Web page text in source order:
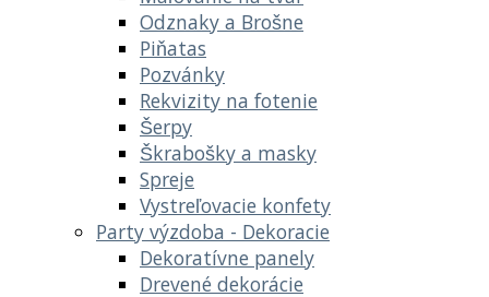
Odznaky a Brošne
Piňatas
Pozvánky
Rekvizity na fotenie
Šerpy
Škrabošky a masky
Spreje
Vystreľovacie konfety
Party výzdoba - Dekoracie
Dekoratívne panely
Drevené dekorácie